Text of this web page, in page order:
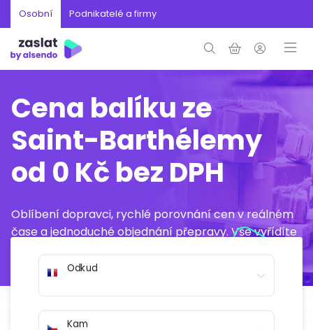
Osobní Podnikatelé a firmy
Cena balíku ze
Saint-Barthélemy
od 0 Kč bez DPH
Oblíbení dopravci, rychlé porovnání cen v reálném
čase a jednoduché objednání přepravy. Vše vyřídíte
Odkud
Kam